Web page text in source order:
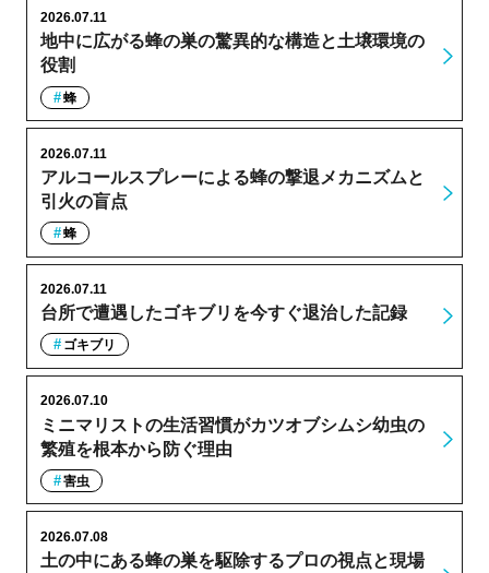
地中に広がる蜂の巣の驚異的な構造と土壌環境の
役割
2026.07.11
蜂
アルコールスプレーによる蜂の撃退メカニズムと
引火の盲点
2026.07.11
蜂
台所で遭遇したゴキブリを今すぐ退治した記録
2026.07.11
ゴキブリ
ミニマリストの生活習慣がカツオブシムシ幼虫の
繁殖を根本から防ぐ理由
2026.07.10
害虫
土の中にある蜂の巣を駆除するプロの視点と現場
2026.07.08